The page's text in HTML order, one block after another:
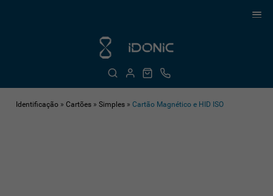
Identificação »Cartões »Simples »Cartão Magnético e HID ISO